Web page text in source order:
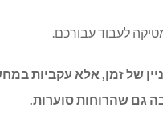
לעבוד עבורכם.
של זמן, אלא עקביות
גם שהרוחות סוערות.